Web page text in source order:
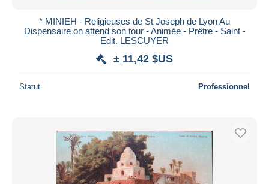
* MINIEH - Religieuses de St Joseph de Lyon Au
Dispensaire on attend son tour - Animée - Prêtre - Saint -
Edit. LESCUYER
± 11,42 $US
Statut Professionnel